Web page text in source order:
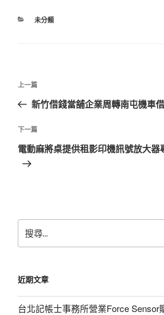
分
未分類
文
導
覽
上
一
文
章
上一篇
新竹借錢當舖企業周轉南屯機車
下
一
下一篇
電動麻將桌提供租影印機訊號放大
尋
字:
近期文章
台北記帳士事務所營業Force Sensor